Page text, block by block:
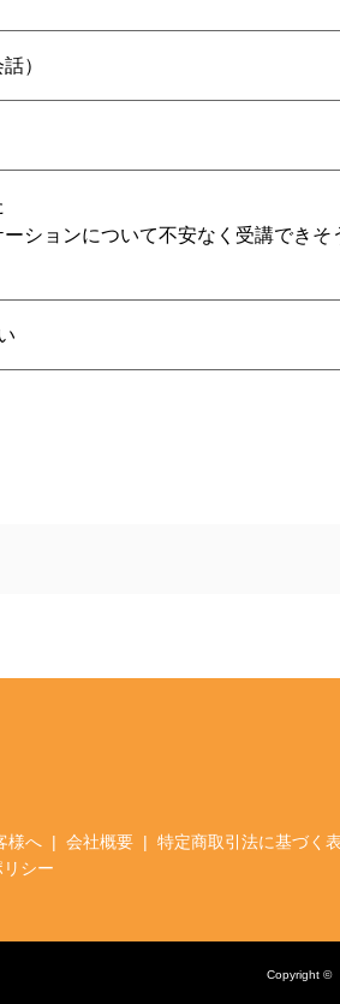
）
ションについて不安なく受講できそ
様へ 会社概要 特定商取引法に基づく
シー
Copyright ©